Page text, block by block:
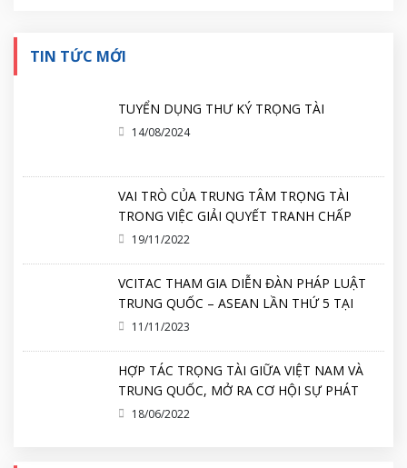
TIN TỨC MỚI
TUYỂN DỤNG THƯ KÝ TRỌNG TÀI
14/08/2024
VAI TRÒ CỦA TRUNG TÂM TRỌNG TÀI
TRONG VIỆC GIẢI QUYẾT TRANH CHẤP
THƯƠNG MẠI
19/11/2022
VCITAC THAM GIA DIỄN ĐÀN PHÁP LUẬT
TRUNG QUỐC – ASEAN LẦN THỨ 5 TẠI
TRÙNG KHÁNH, TRUNG QUỐC
11/11/2023
HỢP TÁC TRỌNG TÀI GIỮA VIỆT NAM VÀ
TRUNG QUỐC, MỞ RA CƠ HỘI SỰ PHÁT
TRIỂN, HỢP TÁC MỚI
18/06/2022